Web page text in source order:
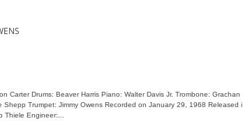
Carter Drums: Beaver Harris Piano: Walter Davis Jr. Trombone: Grachan
Shepp Trumpet: Jimmy Owens Recorded on January 29, 1968 Released i
Thiele Engineer:...